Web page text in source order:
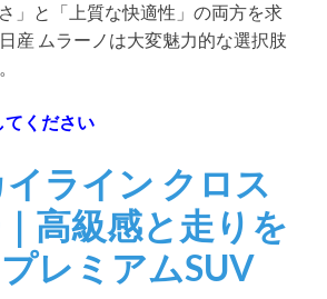
」と「上質な快適性」の両方を求
産 ムラーノは大変魅力的な選択肢
てください
イライン クロス
高級感と走りを
レミアムSUV